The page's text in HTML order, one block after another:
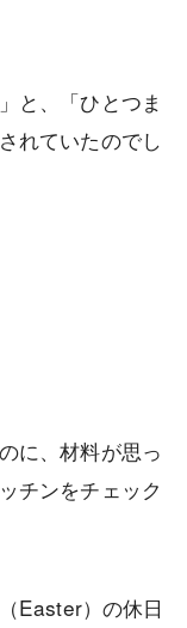
と、「ひとつま
れていたのでし
に、材料が思っ
チンをチェック
Easter）の休日